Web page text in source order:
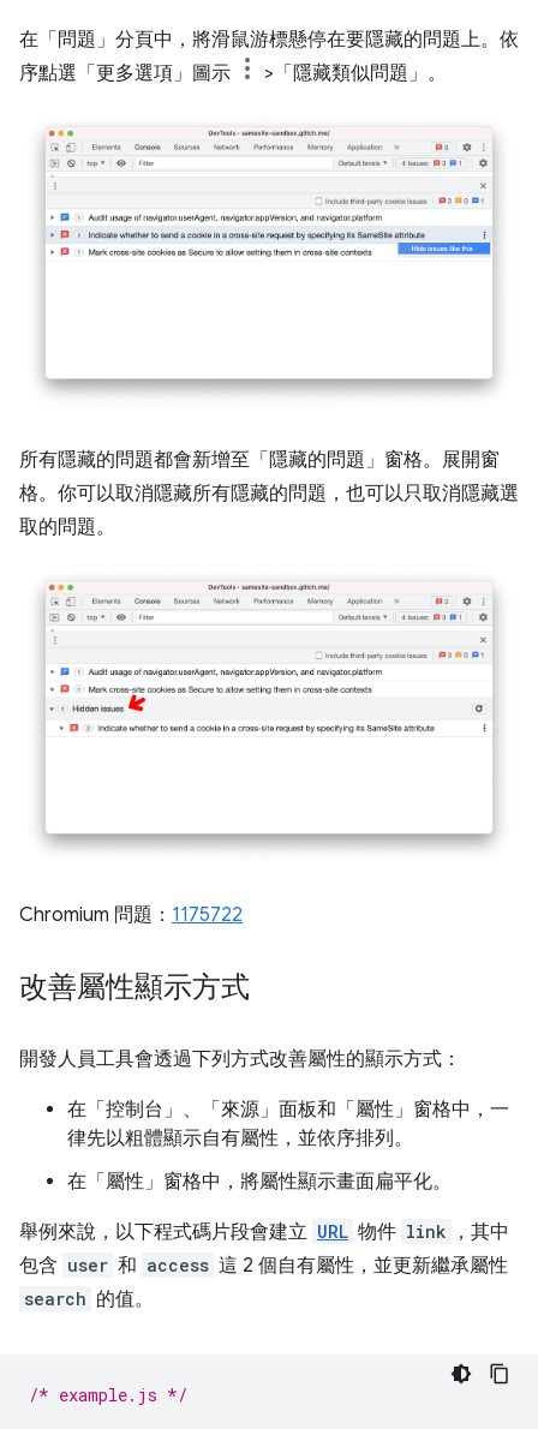
在「問題」分頁中，將滑鼠游標懸停在要隱藏的問題上。 依
序點選「更多選項」 圖示 >「隱藏類似問題」 。
所有隱藏的問題都會新增至「隱藏的問題」 窗格。展開窗
格。你可以取消隱藏所有隱藏的問題，也可以只取消隱藏選
取的問題。
Chromium 問題： 1175722
改善屬性顯示方式
開發人員工具會透過下列方式改善屬性的顯示方式：
在「控制台」 、「來源」 面板和「屬性」 窗格中，一
律先以粗體顯示自有屬性，並依序排列。
在「屬性」 窗格中，將屬性顯示畫面扁平化。
舉例來說，以下程式碼片段會建立 URL 物件 link
，其中
包含 user 和 access 這 2 個自有屬性，並更新繼承屬性
search 的值。
/* example.js */